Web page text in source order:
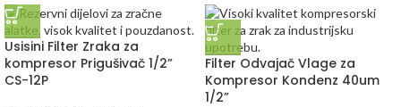
Usisini Filter Zraka za
kompresor Prigušivač 1/2”
CS-12P
Filter Odvajač Vlage za
Kompresor Kondenz 40um
1/2”